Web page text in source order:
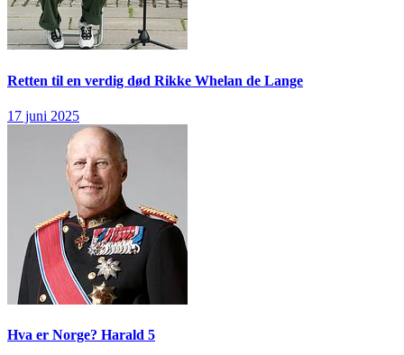
Retten til en verdig død Rikke Whelan de Lange
17 juni 2025
Hva er Norge? Harald 5